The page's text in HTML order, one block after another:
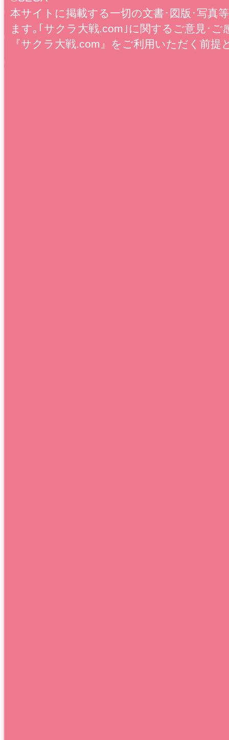
本サイトに掲載する一切の文書･図版･写真
ます｡｢サクラ大戦.com｣に関するご意見･ご
『サクラ大戦.com』をご利用いただく前提